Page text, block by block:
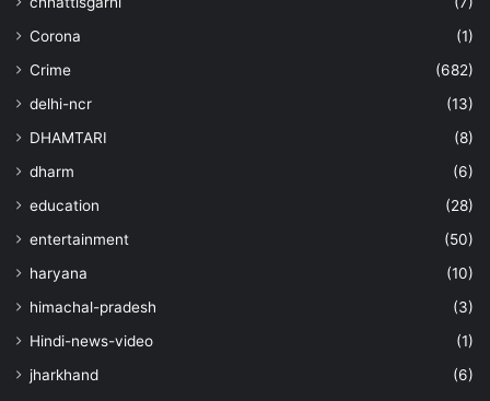
Corona
(1)
Crime
(682)
delhi-ncr
(13)
DHAMTARI
(8)
dharm
(6)
education
(28)
entertainment
(50)
haryana
(10)
himachal-pradesh
(3)
Hindi-news-video
(1)
jharkhand
(6)